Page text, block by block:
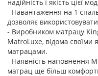
надійність і якість цієї
- Навантаження на 1
дозволяє
- Виробником матрацу
MatroLuxe, відома
матрацами.
- Наявність наповнення
матрац ще більш